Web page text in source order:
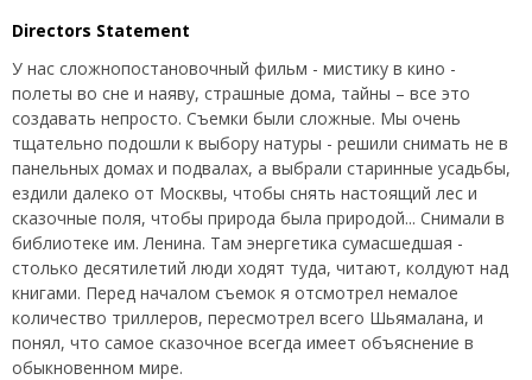
Directors Statement
У нас сложнопостановочный фильм - мистику в кино -
полеты во сне и наяву, страшные дома, тайны – все это
создавать непросто. Съемки были сложные. Мы очень
тщательно подошли к выбору натуры - решили снимать не в
панельных домах и подвалах, а выбрали старинные усадьбы,
ездили далеко от Москвы, чтобы снять настоящий лес и
сказочные поля, чтобы природа была природой... Снимали в
библиотеке им. Ленина. Там энергетика сумасшедшая -
столько десятилетий люди ходят туда, читают, колдуют над
книгами. Перед началом съемок я отсмотрел немалое
количество триллеров, пересмотрел всего Шьямалана, и
понял, что самое сказочное всегда имеет объяснение в
обыкновенном мире.